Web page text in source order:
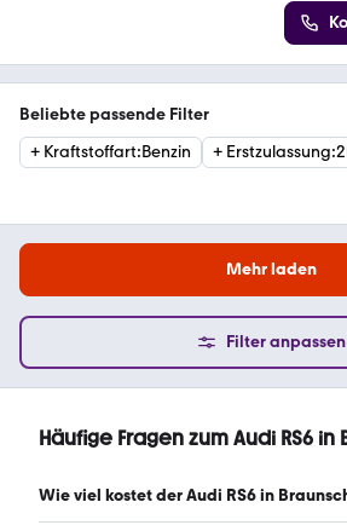
Beliebte passende Filter
+ Kraftstoffart:Benzin + Erstzulassung:
Mehr laden
Filter anpassen
Häufige Fragen zum Audi RS6
Wie viel kostet der Audi RS6 in